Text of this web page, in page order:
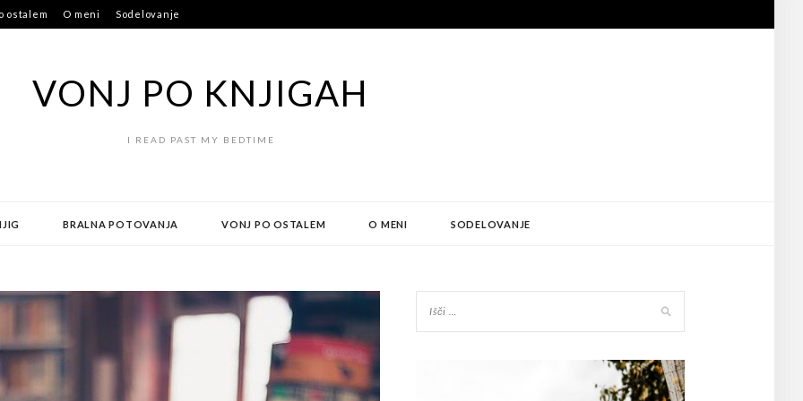
ostalem O meni Sodelovanje
VONJ PO KNJIGAH
I READ PAST MY BEDTIME
BRALNA POTOVANJA VONJ PO OSTALEM O MENI SODELOVANJE